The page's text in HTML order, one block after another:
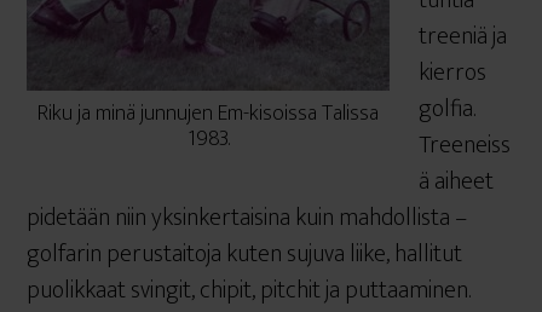
Riku ja minä junnujen Em-kisoissa Talissa
1983.
treeniä ja
kierros
golfia.
Treeneiss
ä aiheet
pidetään niin yksinkertaisina kuin mahdollista –
golfarin perustaitoja kuten sujuva liike, hallitut
puolikkaat svingit, chipit, pitchit ja puttaaminen.